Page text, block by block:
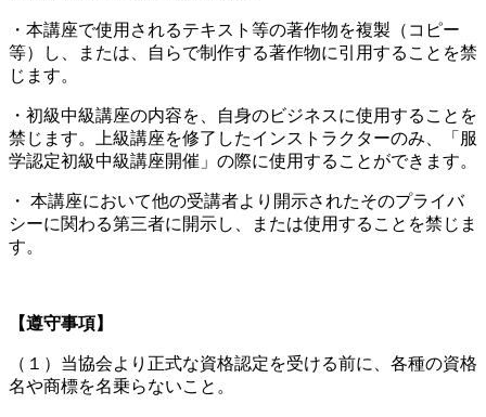
・本講座で使用されるテキスト等の著作物を複製（コピー
等）し、または、自らで制作する著作物に引用することを禁
じます。
・初級中級講座の内容を、自身のビジネスに使用することを
禁じます。上級講座を修了したインストラクターのみ、「服
学認定初級中級講座開催」の際に使用することができます。
・ 本講座において他の受講者より開示されたそのプライバ
シーに関わる第三者に開示し、または使用することを禁じま
す。
【遵守事項】
（１）当協会より正式な資格認定を受ける前に、各種の資格
名や商標を名乗らないこと。